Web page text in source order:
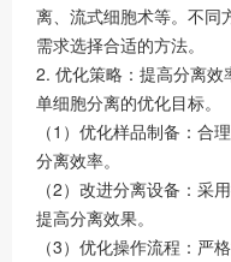
离、流式细胞术等。不同
需求选择合适的方法。
2. 优化策略：提高分离
单细胞分离的优化目标。
（1）优化样品制备：合
分离效率。
（2）改进分离设备：采
提高分离效果。
（3）优化操作流程：严